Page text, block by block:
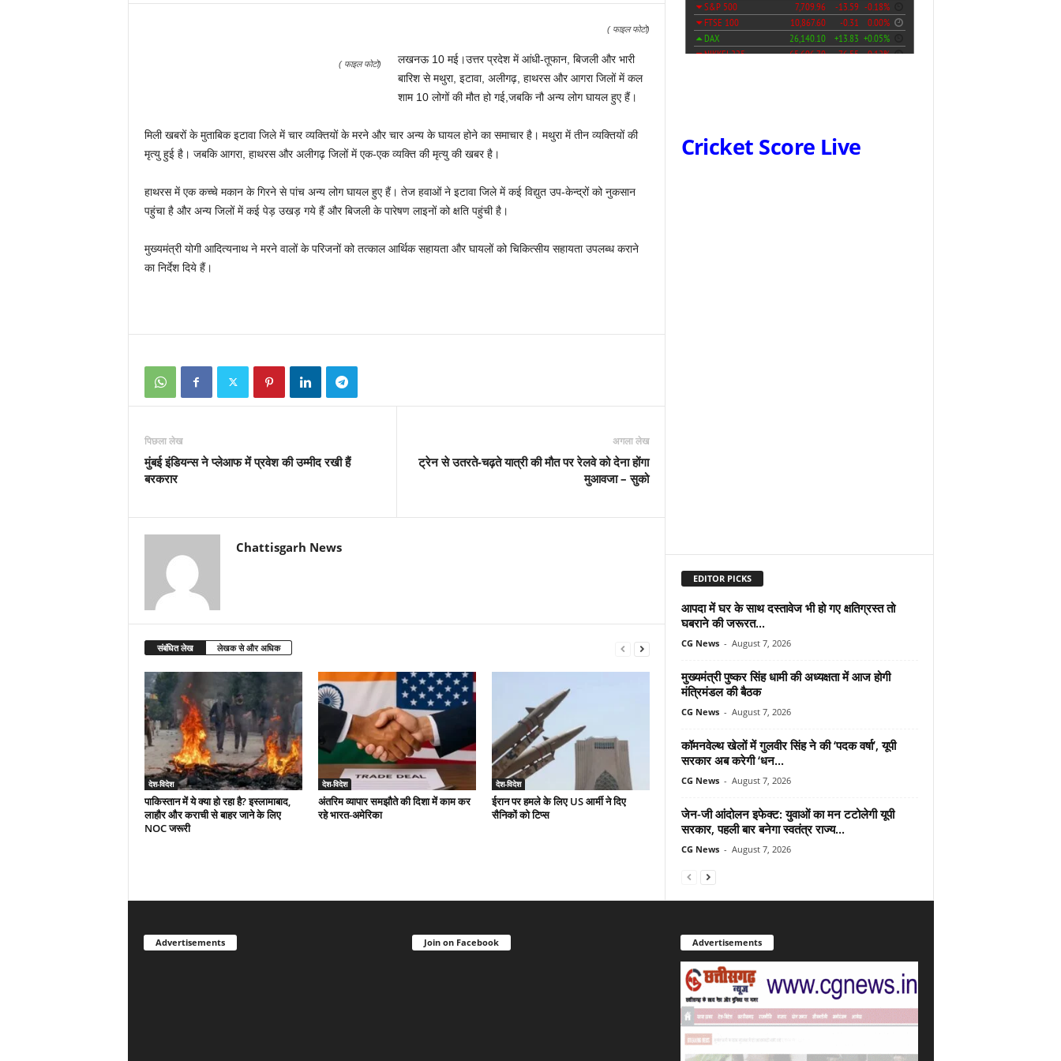
( फाइल फोटो)
( फाइल फोटो)
लखनऊ 10 मई।उत्तर प्रदेश में आंधी-तूफान, बिजली और भारी
बारिश से मथुरा, इटावा, अलीगढ़, हाथरस और आगरा जिलों में कल
शाम 10 लोगों की मौत हो गई,जबकि नौ अन्य लोग घायल हुए हैं।
मिली खबरों के मुताबिक इटावा जिले में चार व्यक्तियों के मरने और चार अन्य के घायल होने का समाचार है। मथुरा में तीन व्यक्तियों की
मृत्यु हुई है। जबकि आगरा, हाथरस और अलीगढ़ जिलों में एक-एक व्यक्ति की मृत्यु की खबर है।
हाथरस में एक कच्चे मकान के गिरने से पांच अन्य लोग घायल हुए हैं। तेज हवाओं ने इटावा जिले में कई विद्युत उप-केन्द्रों को नुकसान
पहुंचा है और अन्य जिलों में कई पेड़ उखड़ गये हैं और बिजली के पारेषण लाइनों को क्षति पहुंची है।
मुख्यमंत्री योगी आदित्यनाथ ने मरने वालों के परिजनों को तत्काल आर्थिक सहायता और घायलों को चिकित्सीय सहायता उपलब्ध कराने
का निर्देश दिये हैं।
पिछला लेख
मुंबई इंडियन्स ने प्लेआफ में प्रवेश की उम्मीद रखी हैं
बरकरार
अगला लेख
ट्रेन से उतरते-चढ़ते यात्री की मौत पर रेलवे को देना होंगा
मुआवजा – सुको
Chattisgarh News
संबंधित लेख लेखक से और अधिक
देश-विदेश
पाकिस्तान में ये क्या हो रहा है? इस्लामाबाद,
लाहौर और कराची से बाहर जाने के लिए
NOC जरूरी
देश-विदेश
अंतरिम व्यापार समझौते की दिशा में काम कर
रहे भारत-अमेरिका
देश-विदेश
ईरान पर हमले के लिए US आर्मी ने दिए
सैनिकों को टिप्स
Cricket Score Live
EDITOR PICKS
आपदा में घर के साथ दस्तावेज भी हो गए क्षतिग्रस्त तो
घबराने की जरूरत...
CG News - August 7, 2026
मुख्यमंत्री पुष्कर सिंह धामी की अध्यक्षता में आज होगी
मंत्रिमंडल की बैठक
CG News - August 7, 2026
कॉमनवेल्थ खेलों में गुलवीर सिंह ने की ‘पदक वर्षा’, यूपी
सरकार अब करेगी ‘धन...
CG News - August 7, 2026
जेन-जी आंदोलन इफेक्ट: युवाओं का मन टटोलेगी यूपी
सरकार, पहली बार बनेगा स्वतंत्र राज्य...
CG News - August 7, 2026
Advertisements Join on Facebook Advertisements